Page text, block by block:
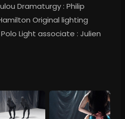
Dramaturgy : Philip
Original lighting
Light associate : Julien